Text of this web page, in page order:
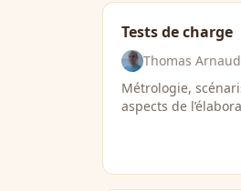
Tests de charge
Thomas Arnaud
Métrologie,
aspects de